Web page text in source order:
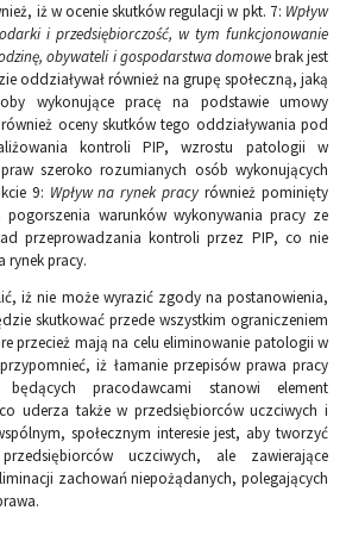
iż w ocenie skutków regulacji w pkt. 7: Wpływ
i przedsiębiorczość, w tym funkcjonowanie
obywateli i gospodarstwa domowebrak jest
oddziaływał również na grupę społeczną, jaką
wykonujące pracę na podstawie umowy
oceny skutków tego oddziaływania pod
kontroli PIP, wzrostu patologii w
szeroko rozumianych osób wykonujących
9: Wpływ na rynek pracyrównież pominięty
pogorszenia warunków wykonywania pracy ze
przeprowadzania kontroli przez PIP, co nie
rynek pracy.
iż nie może wyrazić zgody na postanowienia,
skutkować przede wszystkim ograniczeniem
przecież mają na celu eliminowanie patologii w
iż łamanie przepisów prawa pracy
będących pracodawcami stanowi element
uderza także w przedsiębiorców uczciwych i
społecznym interesie jest, aby tworzyć
uczciwych, ale zawierające
zachowań niepożądanych, polegających